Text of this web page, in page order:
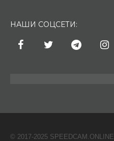
НАШИ СОЦСЕТИ:
© 2017-2025 SPEEDCAM.ONLINE